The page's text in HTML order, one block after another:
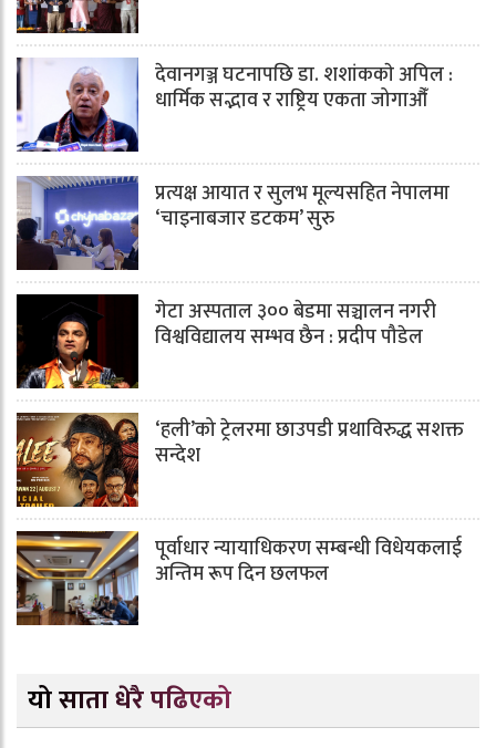
देवानगञ्ज घटनापछि डा. शशांककाे अपिल :
धार्मिक सद्भाव र राष्ट्रिय एकता जोगाऔँ
प्रत्यक्ष आयात र सुलभ मूल्यसहित नेपालमा
‘चाइनाबजार डटकम’ सुरु
गेटा अस्पताल ३०० बेडमा सञ्चालन नगरी
विश्वविद्यालय सम्भव छैन : प्रदीप पौडेल
‘हली’को ट्रेलरमा छाउपडी प्रथाविरुद्ध सशक्त
सन्देश
पूर्वाधार न्यायाधिकरण सम्बन्धी विधेयकलाई
अन्तिम रूप दिन छलफल
यो साता धेरै पढिएको